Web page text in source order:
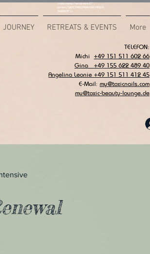
<meta name="msvalidate.01"
content="687C7942539BAEE65C1AF6DB
7F6B85CA" />
JOURNEY RETREATS & EVENTS More
TELEFON:
Michi +49 151 511 602 66
Gina +49 155 622 489 40
Angelina Leonie +49 151 511 412 45
E-Mail: my@toxicnails.com
my@toxic-beauty-lounge.de